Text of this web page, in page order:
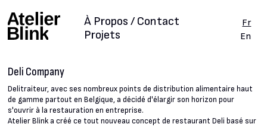
Projets
À Propos / Contact
Fr
En
Deli Company
Delitraiteur, avec ses nombreux points de distribution alimentaire haut
de gamme partout en Belgique, a décidé d'élargir son horizon pour
s'ouvrir à la restauration en entreprise.
Atelier Blink a créé ce tout nouveau concept de restaurant Deli basé sur